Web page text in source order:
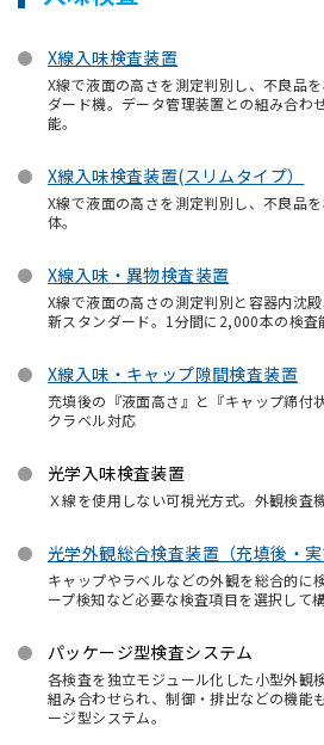
X線入味検査装置
X線で液面の高さを測定判別し、不良品
ダード機。データ管理装置との組み合わ
能。
X線入味検査装置(スリムタイプ）
X線で液面の高さを測定判別し、不良品
体。
X線入味・異物検査装置
X線で液面の高さの測定判別と容器内沈
新スタンダード。1分間に2,000本の検査
X線入味・キャップ隙間検査装置
充填後の『液面高さ』と『キャップ締付
クラベル対応
光学入味検査装置
Ｘ線を使用しない可視光方式。外観検査
光学外観総合検査装置（充填後・実
キャップやラベルなどの外観を総合的に
ープ検知など必要な検査項目を選択して構
パッケージ型検査システム
各検査を独立モジュール化した小型外観
組み合わせられ、制御・排出などの機能
ージ型システム。